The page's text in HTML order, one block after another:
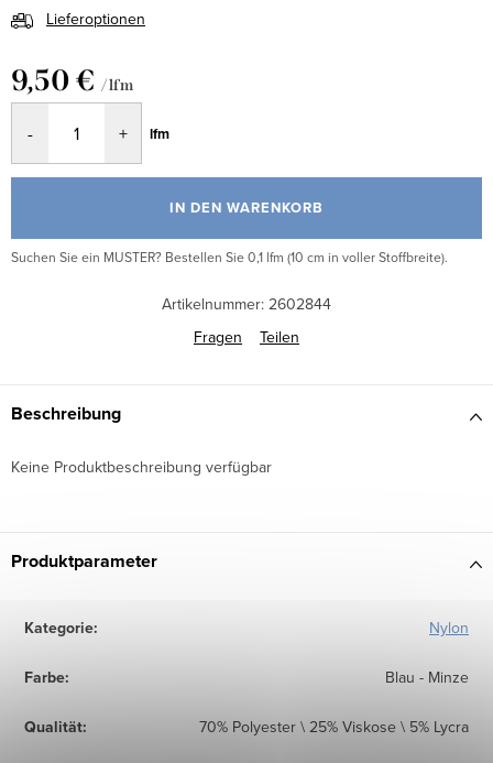
Lieferoptionen
9,50 € / lfm
lfm
IN DEN WARENKORB
Suchen Sie ein MUSTER? Bestellen Sie 0,1 lfm (10 cm in voller Stoffbreite).
Artikelnummer: 2602844
Fragen
Teilen
Beschreibung
Keine Produktbeschreibung verfügbar
Produktparameter
Kategorie: Nylon
Farbe: Blau - Minze
Qualität: 70% Polyester \ 25% Viskose \ 5% Lycra